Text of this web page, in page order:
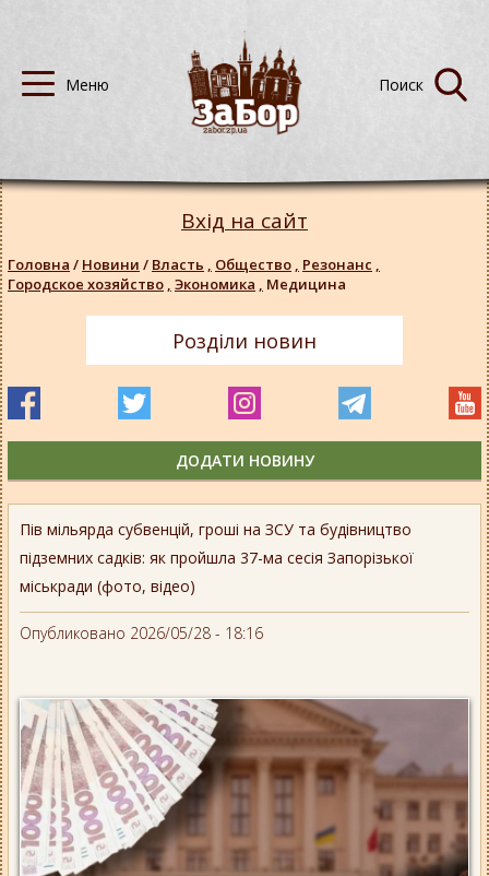
Пів мільярда субвенцій, гроші на ЗСУ та будівництво
підземних садків: як пройшла 37-ма сесія Запорізької
міськради (фото, відео)
Опубликовано 2026/05/28 - 18:16
Вхід на сайт
Головна / Новини / Власть , Общество , Резонанс ,
Городское хозяйство , Экономика , Медицина
Розділи новин
ДОДАТИ НОВИНУ